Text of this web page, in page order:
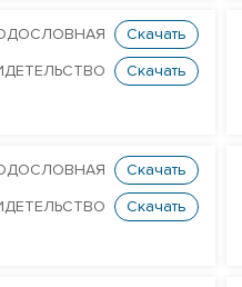
Скачать
Скачать
Скачать
Скачать